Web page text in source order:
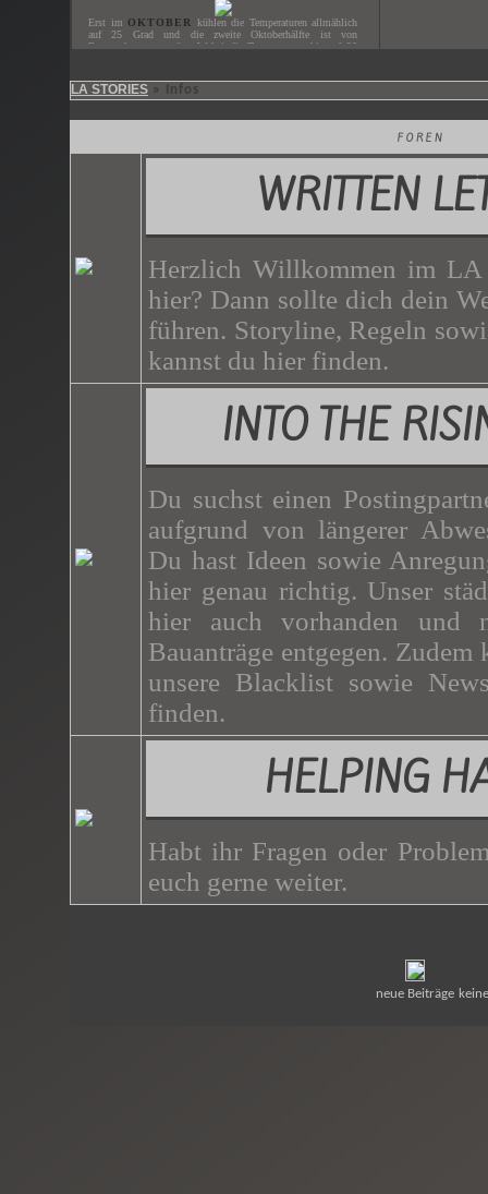
Erst im OKTOBER
kühlen die Temperaturen allmählich
auf 25 Grad und die zweite Oktoberhälfte ist von
Regenschauern geprägt. Wobei die Temperaturen bis auf 20
Der nächsteZEITSPRUNGist inXX.XX.XXXX.
LA STORIES » Infos
FOREN
WRITTEN
Herzlich Willkommen im LA
hier? Dann sollte dich dein
führen. Storyline, Regeln
kannst du hier finden.
INTO THE
Du suchst einen
aufgrund von längerer
Du hast Ideen sowie
hier genau richtig. Unser
hier auch vorhanden und
Bauanträge entgegen.
unsere Blacklist sowie
finden.
HELPING
Habt ihr Fragen oder
euch gerne weiter.
neue Beiträge